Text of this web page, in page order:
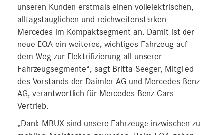
unseren Kunden erstmals einen vollelektrischen,
alltagstauglichen und reichweitenstarken
Mercedes im Kompaktsegment an. Damit ist der
neue EQA ein weiteres, wichtiges Fahrzeug auf
dem Weg zur Elektrifizierung all unserer
Fahrzeugsegmente“, sagt Britta Seeger, Mitglied
des Vorstands der Daimler AG und Mercedes-Benz
AG, verantwortlich für Mercedes-Benz Cars
Vertrieb.
„Dank MBUX sind unsere Fahrzeuge inzwischen zu